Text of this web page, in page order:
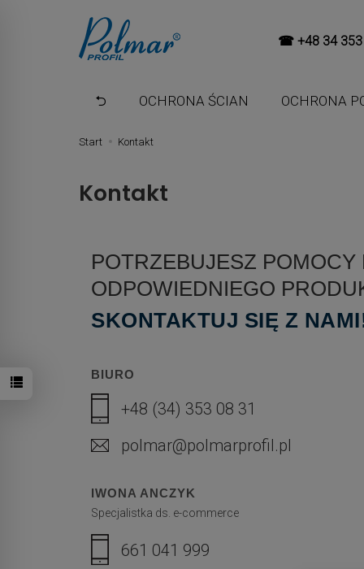
☎+48 34 353
⮌ OCHRONA ŚCIAN OCHRONA
Start Kontakt
Kontakt
POTRZEBUJESZ
ODPOWIEDNIEGO
SKONTAKTUJ SIĘ Z
BIURO
+48 (34) 353 08 31
polmar@polmarprofil.pl
IWONA ANCZYK
Specjalistka ds. e-commerce
661 041 999